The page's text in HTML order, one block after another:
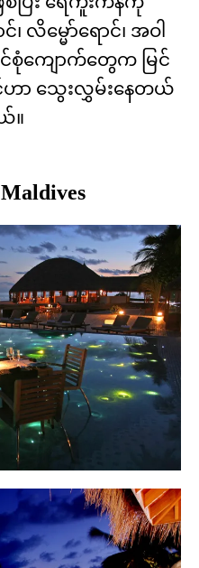
မ္မော်ရောင်၊ အဝါ
င်စုံကျောက်တွေက မြင်
ာ သွေးလွှမ်းနေတယ်
။